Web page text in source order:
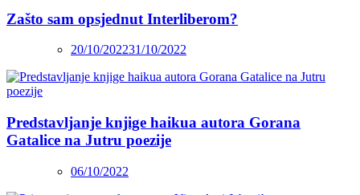
Zašto sam opsjednut Interliberom?
20/10/202231/10/2022
Predstavljanje knjige haikua autora Gorana
Gatalice na Jutru poezije
06/10/2022